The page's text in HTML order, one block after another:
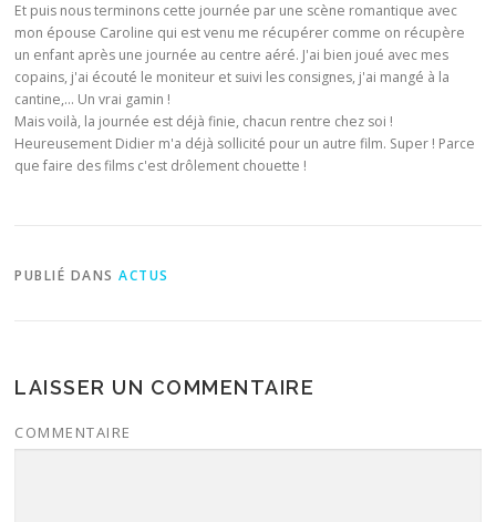
Et puis nous terminons cette journée par une scène romantique avec
mon épouse Caroline qui est venu me récupérer comme on récupère
un enfant après une journée au centre aéré. J'ai bien joué avec mes
copains, j'ai écouté le moniteur et suivi les consignes, j'ai mangé à la
cantine,… Un vrai gamin !
Mais voilà, la journée est déjà finie, chacun rentre chez soi !
Heureusement Didier m'a déjà sollicité pour un autre film. Super ! Parce
que faire des films c'est drôlement chouette !
PUBLIÉ DANSACTUS
LAISSER UN COMMENTAIRE
COMMENTAIRE